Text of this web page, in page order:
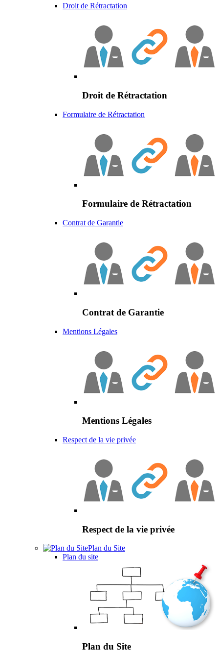
Droit de Rétractation
Droit de Rétractation
Formulaire de Rétractation
Formulaire de Rétractation
Contrat de Garantie
Contrat de Garantie
Mentions Légales
Mentions Légales
Respect de la vie privée
Respect de la vie privée
Plan du Site
Plan du site
Plan du Site